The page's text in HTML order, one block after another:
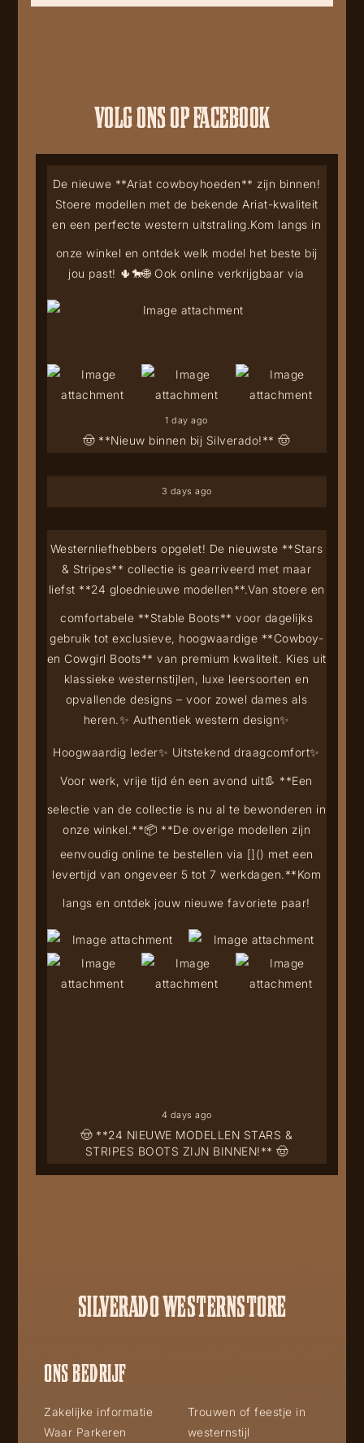
VOLG ONS OP FACEBOOK
🤠 **Nieuw binnen bij Silverado!** 🤠
De nieuwe **Ariat cowboyhoeden** zijn binnen!
Stoere modellen met de bekende Ariat-kwaliteit
en een perfecte western uitstraling.Kom langs in
onze winkel en ontdek welk model het beste bij
jou past! 🌵🐎🌐 Ook online verkrijgbaar via
1 day ago
3 days ago
🤠 **24 NIEUWE MODELLEN STARS &
STRIPES BOOTS ZIJN BINNEN!** 🤠
Westernliefhebbers opgelet! De nieuwste **Stars
& Stripes** collectie is gearriveerd met maar
liefst **24 gloednieuwe modellen**.Van stoere en
comfortabele **Stable Boots** voor dagelijks
gebruik tot exclusieve, hoogwaardige **Cowboy-
en Cowgirl Boots** van premium kwaliteit. Kies uit
klassieke westernstijlen, luxe leersoorten en
opvallende designs – voor zowel dames als
heren.✨ Authentiek western design✨
Hoogwaardig leder✨ Uitstekend draagcomfort✨
Voor werk, vrije tijd én een avond uit👢 **Een
selectie van de collectie is nu al te bewonderen in
onze winkel.**📦 **De overige modellen zijn
eenvoudig online te bestellen via []() met een
levertijd van ongeveer 5 tot 7 werkdagen.**Kom
langs en ontdek jouw nieuwe favoriete paar!
4 days ago
SILVERADO WESTERNSTORE
ONS BEDRIJF
Zakelijke informatie
Waar Parkeren
Trouwen of feestje in
westernstijl